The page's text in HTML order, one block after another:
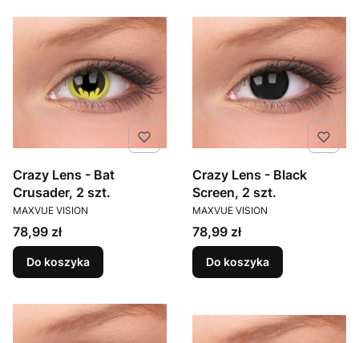
Crazy Lens - Bat
Crusader, 2 szt.
PRODUCENT
MAXVUE VISION
Cena
78,99 zł
Do koszyka
Crazy Lens - Black
Screen, 2 szt.
PRODUCENT
MAXVUE VISION
Cena
78,99 zł
Do koszyka